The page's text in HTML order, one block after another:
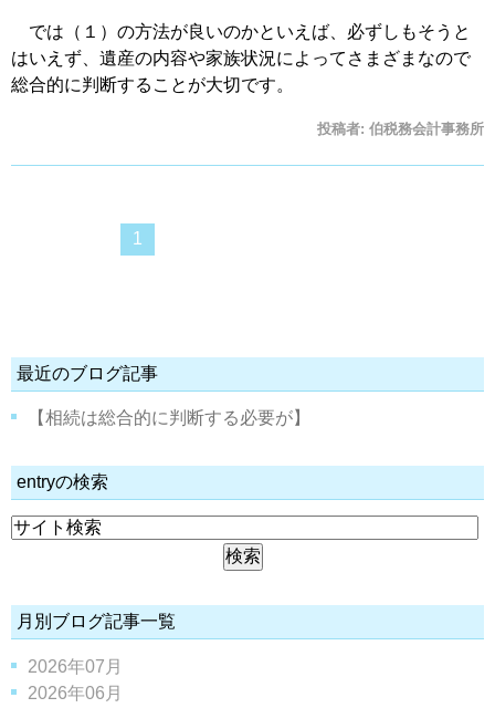
では（１）の方法が良いのかといえば、必ずしもそうと
はいえず、遺産の内容や家族状況によってさまざまなので
総合的に判断することが大切です。
投稿者: 伯税務会計事務所
1
最近のブログ記事
【相続は総合的に判断する必要が】
entryの検索
月別ブログ記事一覧
2026年07月
2026年06月